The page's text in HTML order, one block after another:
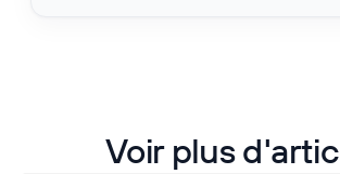
Voir plus